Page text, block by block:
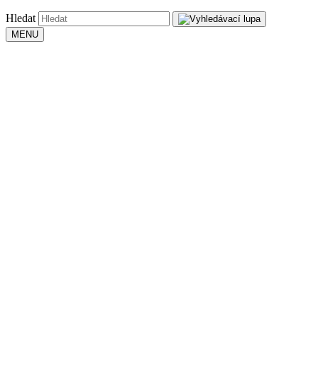
Hledat
MENU